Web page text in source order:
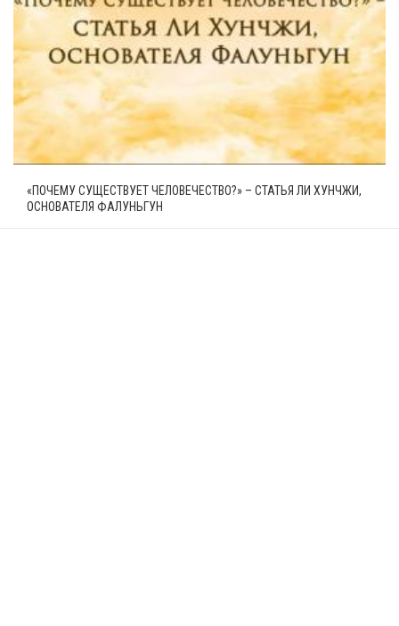
«ПОЧЕМУ СУЩЕСТВУЕТ ЧЕЛОВЕЧЕСТВО?» – СТАТЬЯ ЛИ ХУНЧЖИ,
ОСНОВАТЕЛЯ ФАЛУНЬГУН